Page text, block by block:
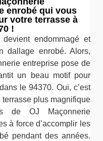
enrobé qui vous
votre terrasse à
!
endommagé et
dallage enrobé. Alors,
entreprise pose de
un beau motif pour
le 94370. Oui, c’est
plus magnifique
de OJ Maçonnerie
à force d’accomplir les
pendant des années.